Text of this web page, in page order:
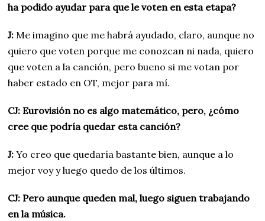
ha podido ayudar para que le voten en esta etapa?
J: Me imagino que me habrá ayudado, claro, aunque no
quiero que voten porque me conozcan ni nada, quiero
que voten a la canción, pero bueno si me votan por
haber estado en OT, mejor para mí.
CJ: Eurovisión no es algo matemático, pero, ¿cómo
cree que podría quedar esta canción?
J: Yo creo que quedaría bastante bien, aunque a lo
mejor voy y luego quedo de los últimos.
CJ: Pero aunque queden mal, luego siguen trabajando
en la música.